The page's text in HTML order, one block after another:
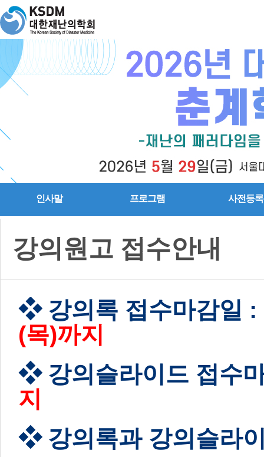
인사말 프로그램 사전등록
강의원고 접수안내
강의록 접수마감일 :
(목)까지
강의슬라이드 접수
지
강의록과 강의슬라